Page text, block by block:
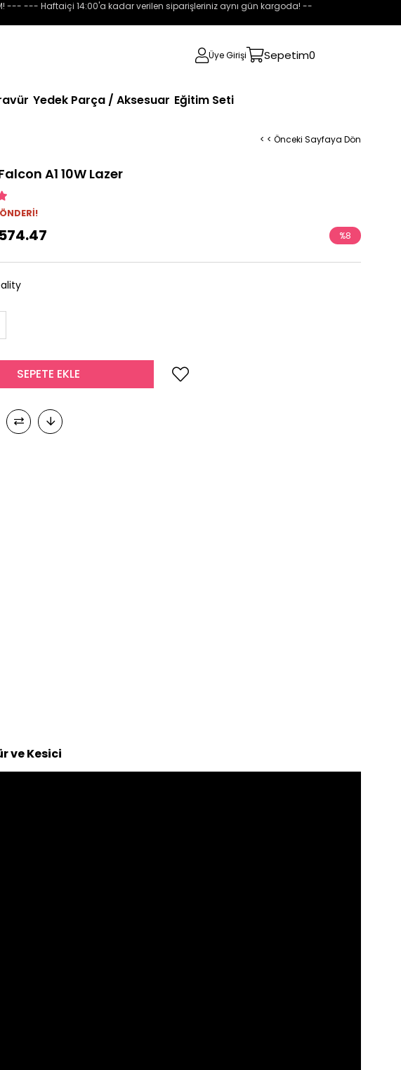
--- --- Haftaiçi 14:00'a kadar verilen siparişleriniz aynı gün kargoda! --
Üye Girişi Sepetim0
Yedek Parça / Aksesuar Eğitim Seti
< < Önceki Sayfaya Dön
A1 10W Lazer
%8
ve Kesici